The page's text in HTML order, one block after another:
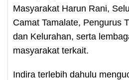
Masyarakat Harun Rani,
Camat Tamalate, Pengurus
dan Kelurahan, serta
masyarakat terkait.
Indira terlebih dahulu